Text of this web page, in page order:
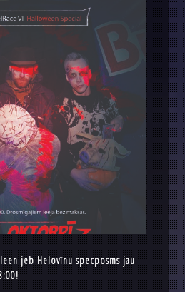
jeb Helovīnu specposms jau